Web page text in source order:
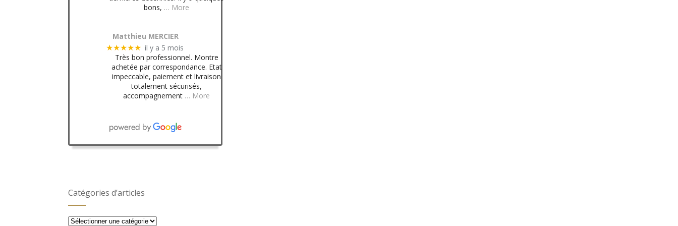
bons, … More
Matthieu MERCIER
★★★★★ il y a 5 mois
Très bon professionnel. Montre
achetée par correspondance. Etat
impeccable, paiement et livraison
totalement sécurisés,
accompagnement … More
Catégories d’articles
Catégories